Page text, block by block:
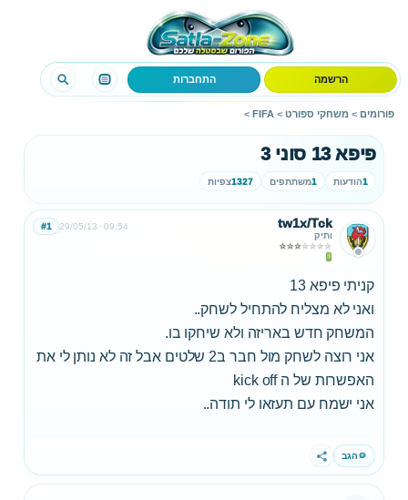
הרשמה התחברות
פורומים > משחקי ספורט >
FIFA
>
פיפא 13 סוני 3
1הודעות 1משתתפים 1327צפיות
tw1x/Tck
ותיק
29/05/13 09:54
#1
קניתי פיפא 13
ואני לא מצליח להתחיל לשחק..
המשחק חדש באריזה ולא שיחקו בו.
אני רוצה לשחק מול חבר ב2 שלטים אבל זה לא נותן לי את
האפשרות של ה kick off
אני ישמח עם תעזאו לי תודה..
הגב שתף